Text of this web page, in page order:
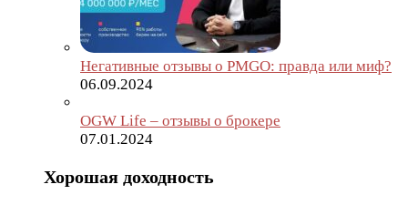
Негативные отзывы о PMGO: правда или миф?
06.09.2024
OGW Life – отзывы о брокере
07.01.2024
Хорошая доходность